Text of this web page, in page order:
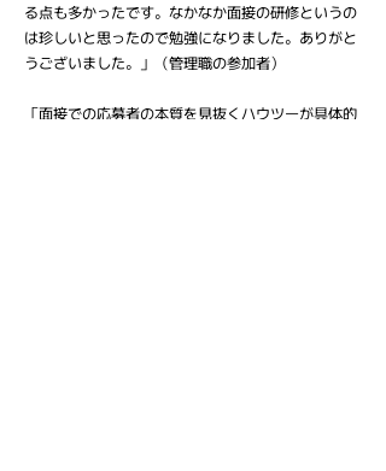
る点も多かったです。なかなか面接の研修というの
は珍しいと思ったので勉強になりました。ありがと
うございました。」（管理職の参加者）
「面接での応募者の本質を見抜くハウツーが具体的